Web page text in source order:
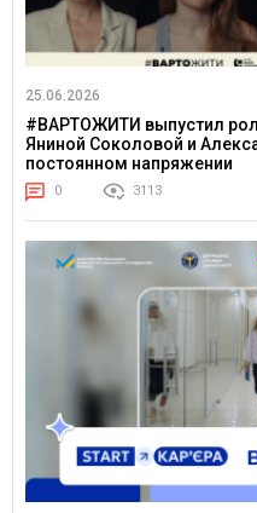
25.06.2026
#ВАРТОЖИТИ выпустил
Яниной Соколовой и
постоянном напряжении
0 3113